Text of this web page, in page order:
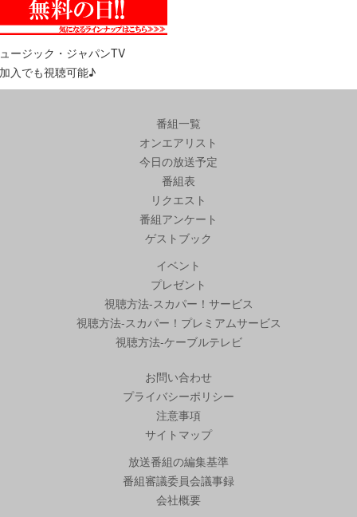
ージック・ジャパンTV
入でも視聴可能♪
番組一覧
オンエアリスト
今日の放送予定
番組表
リクエスト
番組アンケート
ゲストブック
イベント
プレゼント
視聴方法-スカパー！サービス
視聴方法-スカパー！プレミアムサービス
視聴方法-ケーブルテレビ
お問い合わせ
プライバシーポリシー
注意事項
サイトマップ
放送番組の編集基準
番組審議委員会議事録
会社概要